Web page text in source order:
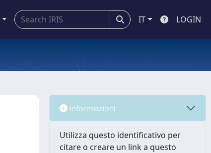
IT LOGIN
Informazioni
Utilizza questo identificativo per
citare o creare un link a questo